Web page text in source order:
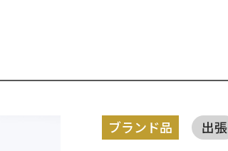
ブランド品 出張